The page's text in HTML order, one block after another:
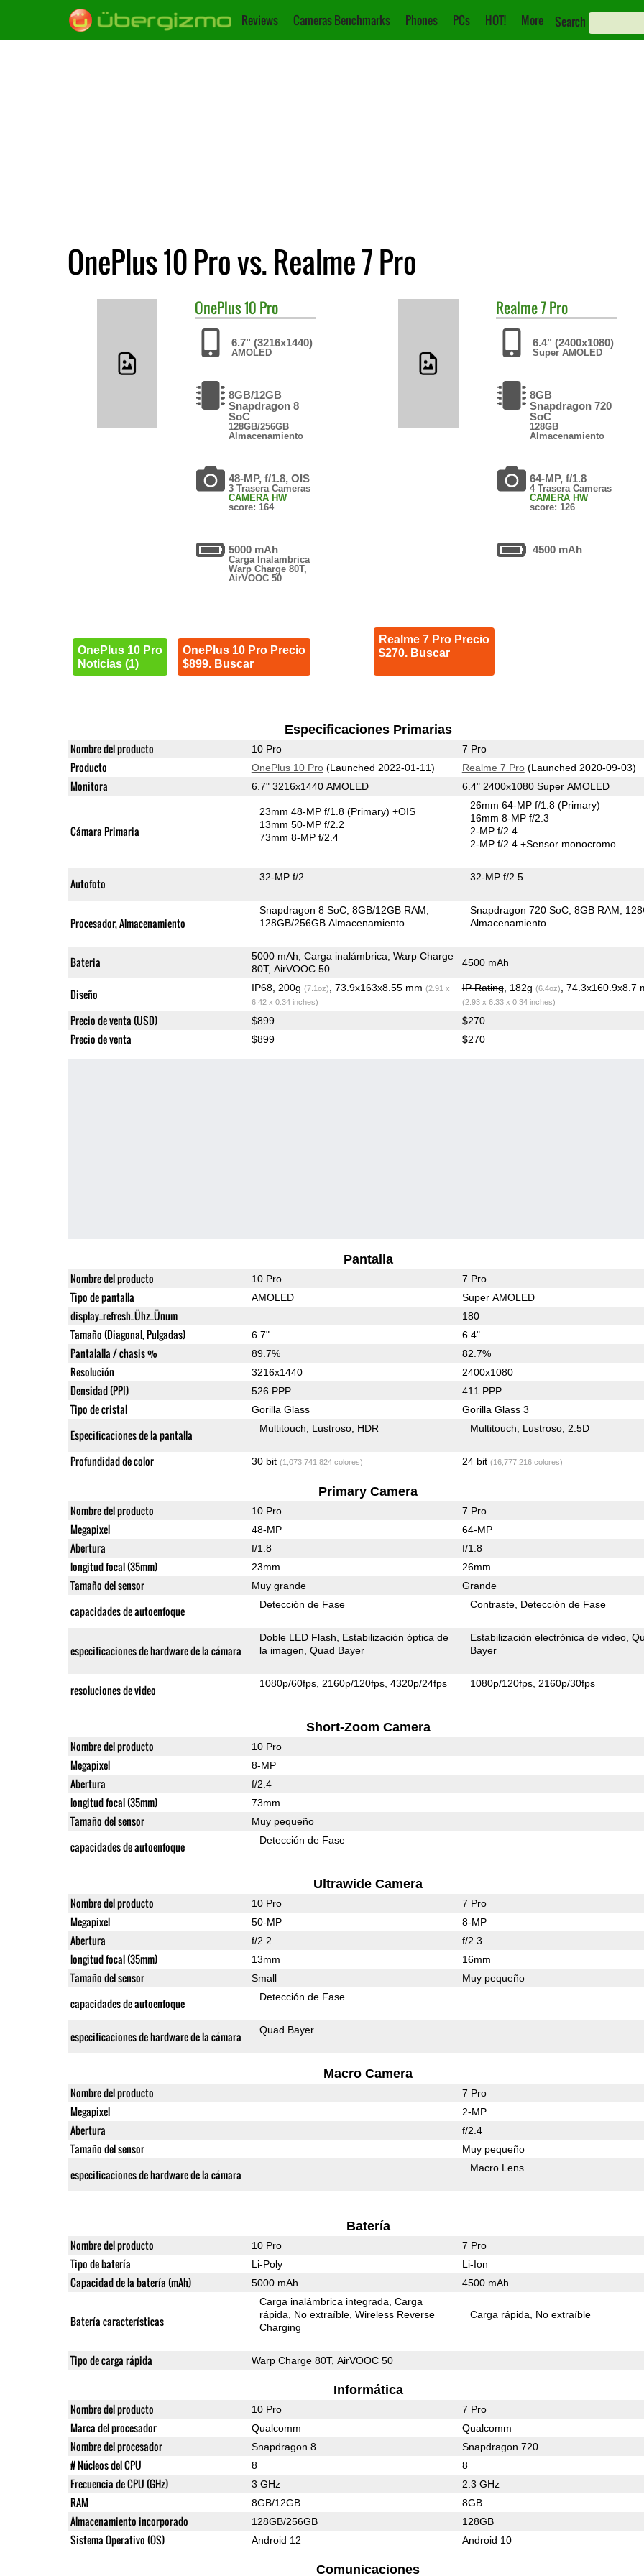
Reviews Cameras Benchmarks Phones PCs HOT! More Search
OnePlus 10 Pro vs. Realme 7 Pro
OnePlus10 Pro
6.7" (3216x1440)
AMOLED
8GB/12GB
Snapdragon 8
SoC
128GB/256GB
Almacenamiento
48-MP, f/1.8, OIS
3 Trasera Cameras
CAMERA HW
score: 164
5000 mAh
Carga Inalambrica
Warp Charge 80T,
AirVOOC 50
OnePlus 10 Pro
Noticias (1)
OnePlus 10 Pro Precio
$899. Buscar
Realme7 Pro
6.4" (2400x1080)
Super AMOLED
8GB
Snapdragon 720
SoC
128GB
Almacenamiento
64-MP, f/1.8
4 Trasera Cameras
CAMERA HW
score: 126
4500 mAh
Realme 7 Pro Precio
$270. Buscar
Especificaciones Primarias
Nombre del producto 10 Pro 7 Pro
Producto OnePlus 10 Pro(Launched 2022-01-11) Realme 7 Pro(Launched 2020-09-03)
Monitora 6.7" 3216x1440 AMOLED 6.4" 2400x1080 Super AMOLED
Cámara Primaria
23mm 48-MP f/1.8(Primary) +OIS
13mm 50-MP f/2.2
73mm 8-MP f/2.4
26mm 64-MP f/1.8(Primary)
16mm 8-MP f/2.3
2-MP f/2.4
2-MP f/2.4+Sensor monocromo
Autofoto 32-MP f/2 32-MP f/2.5
Procesador, Almacenamiento
Snapdragon 8 SoC 8GB/12GB RAM
128GB/256GB Almacenamiento
Snapdragon 720 SoC 8GB RAM
Almacenamiento
Bateria
5000 mAh, Carga inalámbrica, Warp Charge
80T, AirVOOC 50
4500 mAh
Diseño IP68, 200g (7.1oz) , 73.9x163x8.55 mm (2.91 x
6.42 x 0.34 inches)
IP Rating, 182g (6.4oz) , 74.3x160.9x8.7
(2.93 x 6.33 x 0.34 inches)
Precio de venta (USD) $899 $270
Precio de venta $899 $270
Pantalla
Nombre del producto 10 Pro 7 Pro
Tipo de pantalla AMOLED Super AMOLED
display_refresh_Ühz_Ünum 180
Tamaño (Diagonal, Pulgadas) 6.7" 6.4"
Pantalalla / chasis % 89.7% 82.7%
Resolución 3216x1440 2400x1080
Densidad (PPI) 526 PPP 411 PPP
Tipo de cristal Gorilla Glass Gorilla Glass 3
Especificaciones de la pantalla Multitouch Lustroso HDR Multitouch Lustroso 2.5D
Profundidad de color 30 bit (1,073,741,824 colores) 24 bit (16,777,216 colores)
Primary Camera
Nombre del producto 10 Pro 7 Pro
Megapixel 48-MP 64-MP
Abertura f/1.8 f/1.8
longitud focal (35mm) 23mm 26mm
Tamaño del sensor Muy grande Grande
capacidades de autoenfoque Detección de Fase Contraste Detección de Fase
especificaciones de hardware de la cámara
Doble LED Flash
Estabilización óptica de
la imagen Quad Bayer
Estabilización electrónica de video
Bayer
resoluciones de video 1080p/60fps 2160p/120fps 4320p/24fps 1080p/120fps 2160p/30fps
Short-Zoom Camera
Nombre del producto 10 Pro
Megapixel 8-MP
Abertura f/2.4
longitud focal (35mm) 73mm
Tamaño del sensor Muy pequeño
capacidades de autoenfoque Detección de Fase
Ultrawide Camera
Nombre del producto 10 Pro 7 Pro
Megapixel 50-MP 8-MP
Abertura f/2.2 f/2.3
longitud focal (35mm) 13mm 16mm
Tamaño del sensor Small Muy pequeño
capacidades de autoenfoque Detección de Fase
especificaciones de hardware de la cámara Quad Bayer
Macro Camera
Nombre del producto 7 Pro
Megapixel 2-MP
Abertura f/2.4
Tamaño del sensor Muy pequeño
especificaciones de hardware de la cámara Macro Lens
Batería
Nombre del producto 10 Pro 7 Pro
Tipo de batería Li-Poly Li-Ion
Capacidad de la batería (mAh) 5000 mAh 4500 mAh
Batería características
Carga inalámbrica integrada Carga
rápida
No extraíble Wireless Reverse
Charging
Carga rápida No extraíble
Tipo de carga rápida Warp Charge 80T, AirVOOC 50
Informática
Nombre del producto 10 Pro 7 Pro
Marca del procesador Qualcomm Qualcomm
Nombre del procesador Snapdragon 8 Snapdragon 720
# Núcleos del CPU 8 8
Frecuencia de CPU (GHz) 3 GHz 2.3 GHz
RAM 8GB/12GB 8GB
Almacenamiento incorporado 128GB/256GB 128GB
Sistema Operativo (OS) Android 12 Android 10
Comunicaciones